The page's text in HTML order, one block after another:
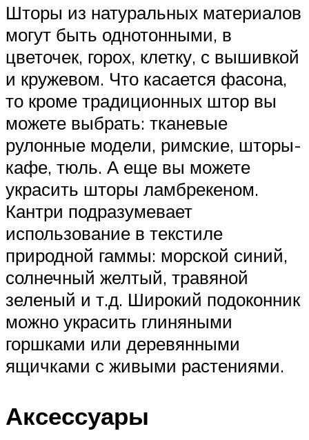
Шторы из натуральных материалов
могут быть однотонными, в
цветочек, горох, клетку, с вышивкой
и кружевом. Что касается фасона,
то кроме традиционных штор вы
можете выбрать: тканевые
рулонные модели, римские, шторы-
кафе, тюль. А еще вы можете
украсить шторы ламбрекеном.
Кантри подразумевает
использование в текстиле
природной гаммы: морской синий,
солнечный желтый, травяной
зеленый и т.д. Широкий подоконник
можно украсить глиняными
горшками или деревянными
ящичками с живыми растениями.
Аксессуары